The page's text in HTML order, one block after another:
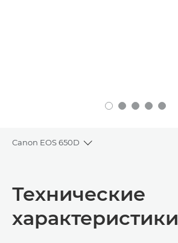
Canon EOS 650D
Toggle breadcrumbs
Технические характеристики
Технические
характеристики